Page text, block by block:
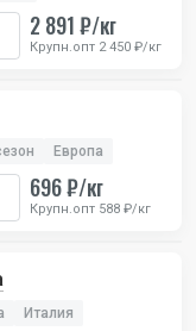
2 891 ₽/кг
Крупн.опт 2 450 ₽/кг
Европа
696 ₽/кг
Крупн.опт 588 ₽/кг
Италия